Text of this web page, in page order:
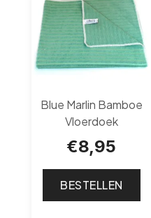
Blue Marlin Bamboe
Vloerdoek
€8,95
BESTELLEN